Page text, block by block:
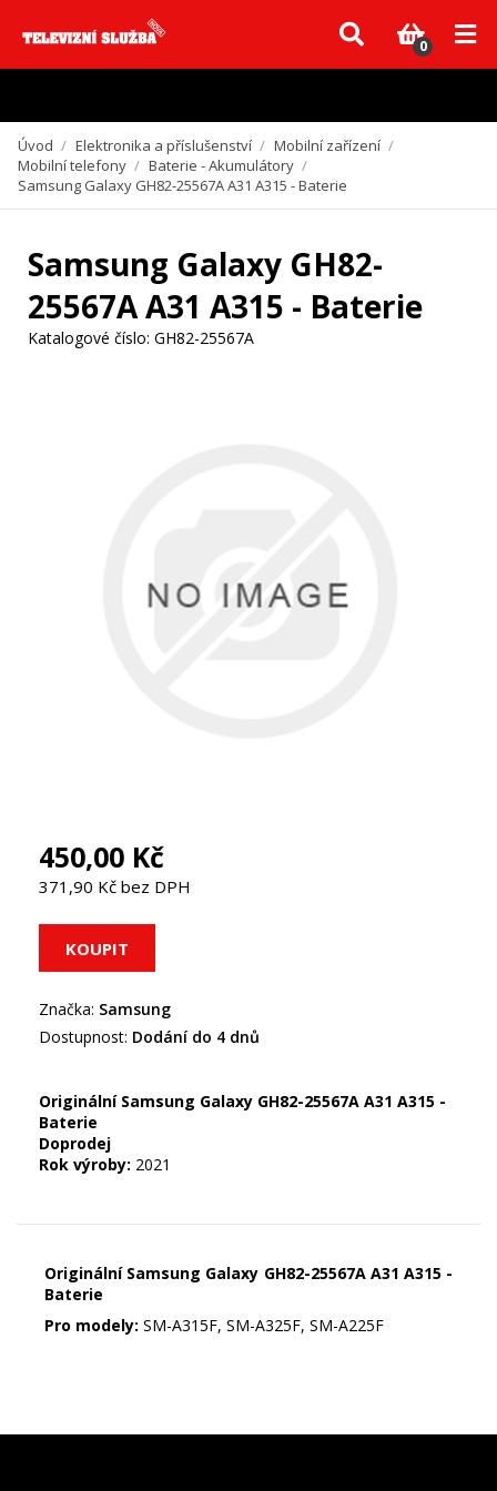
Vzhledem k aktuální situaci se může dodání dílů, které nejsou skladem,
zpozdit. Děkujeme za pochopení.
0
Úvod / Elektronika a příslušenství / Mobilní zařízení /
Mobilní telefony / Baterie - Akumulátory /
Samsung Galaxy GH82-25567A A31 A315 - Baterie
Samsung Galaxy GH82-
25567A A31 A315 - Baterie
Katalogové číslo: GH82-25567A
450,00 Kč
371,90 Kč bez DPH
Značka: Samsung
Dostupnost: Dodání do 4 dnů
Originální Samsung Galaxy GH82-25567A A31 A315 -
Baterie
Doprodej
Rok výroby: 2021
Originální Samsung Galaxy GH82-25567A A31 A315 -
Baterie
Pro modely: SM-A315F, SM-A325F, SM-A225F